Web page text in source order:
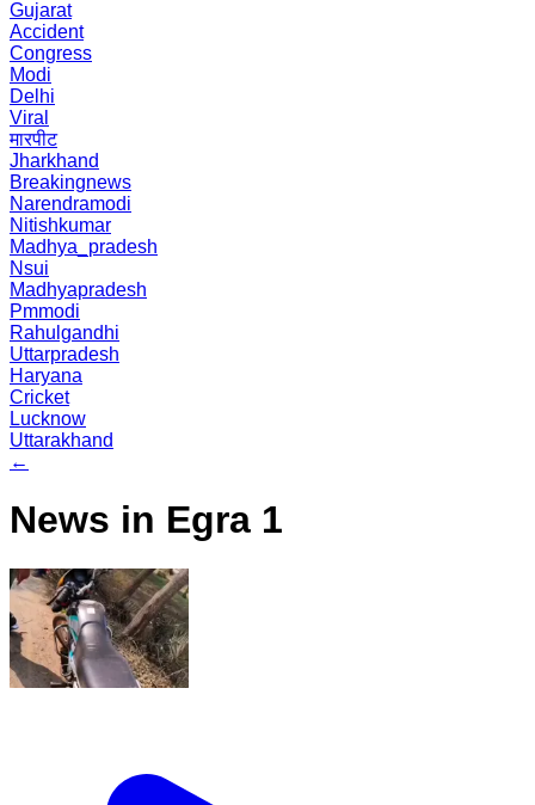
Gujarat
Accident
Congress
Modi
Delhi
Viral
मारपीट
Jharkhand
Breakingnews
Narendramodi
Nitishkumar
Madhya_pradesh
Nsui
Madhyapradesh
Pmmodi
Rahulgandhi
Uttarpradesh
Haryana
Cricket
Lucknow
Uttarakhand
←
News in Egra 1